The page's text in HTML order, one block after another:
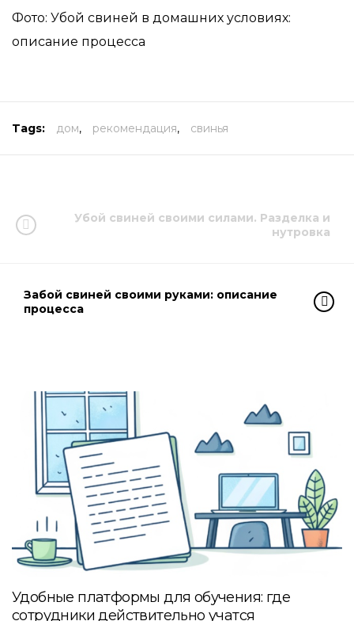
Фото: Убой свиней в домашних условиях:
описание процесса
Tags: дом, рекомендация, свинья
Убой свиней своими силами. Разделка и
нутровка
Забой свиней своими руками: описание
процесса
Удобные платформы для обучения: где
сотрудники действительно учатся